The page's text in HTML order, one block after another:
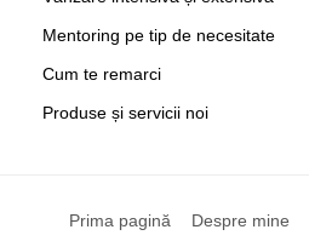
Mentoring pe tip de necesitate
Cum te remarci
Produse și servicii noi
Prima pagină Despre mine